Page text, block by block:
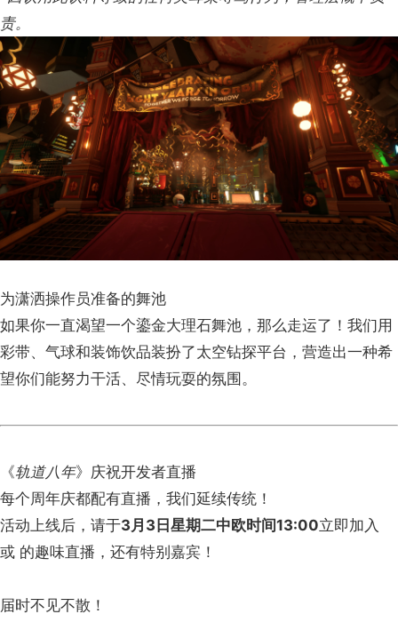
责。
为潇洒操作员准备的舞池
如果你一直渴望一个鎏金大理石舞池，那么走运了！我们用
彩带、气球和装饰饮品装扮了太空钻探平台，营造出一种希
望你们能努力干活、尽情玩耍的氛围。
《轨道八年》庆祝开发者直播
每个周年庆都配有直播，我们延续传统！
活动上线后，请于3月3日星期二中欧时间13:00立即加入
或 的趣味直播，还有特别嘉宾！
届时不见不散！